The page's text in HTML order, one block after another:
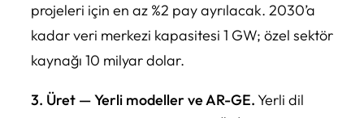
projeleri için en az %2 pay ayrılacak. 2030’a
kadar veri merkezi kapasitesi 1 GW; özel sektör
kaynağı 10 milyar dolar.
3. Üret — Yerli modeller ve AR-GE.Yerli dil